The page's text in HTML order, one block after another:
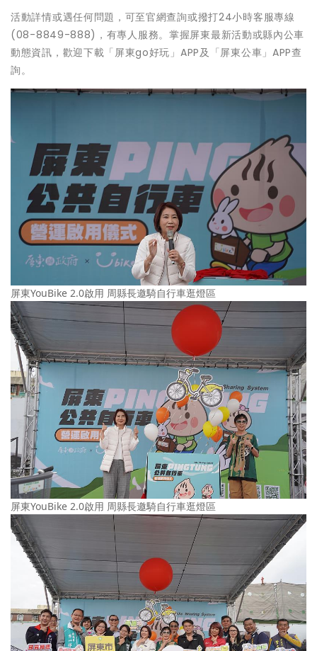
活動詳情或遇任何問題，可至官網查詢或撥打24小時客服專線
(08-8849-888)，有專人服務。掌握屏東最新活動或縣內公車
動態資訊，歡迎下載「屏東go好玩」APP及「屏東公車」APP查
詢。
屏東YouBike 2.0啟用 周縣長邀騎自行車逛燈區
屏東YouBike 2.0啟用 周縣長邀騎自行車逛燈區